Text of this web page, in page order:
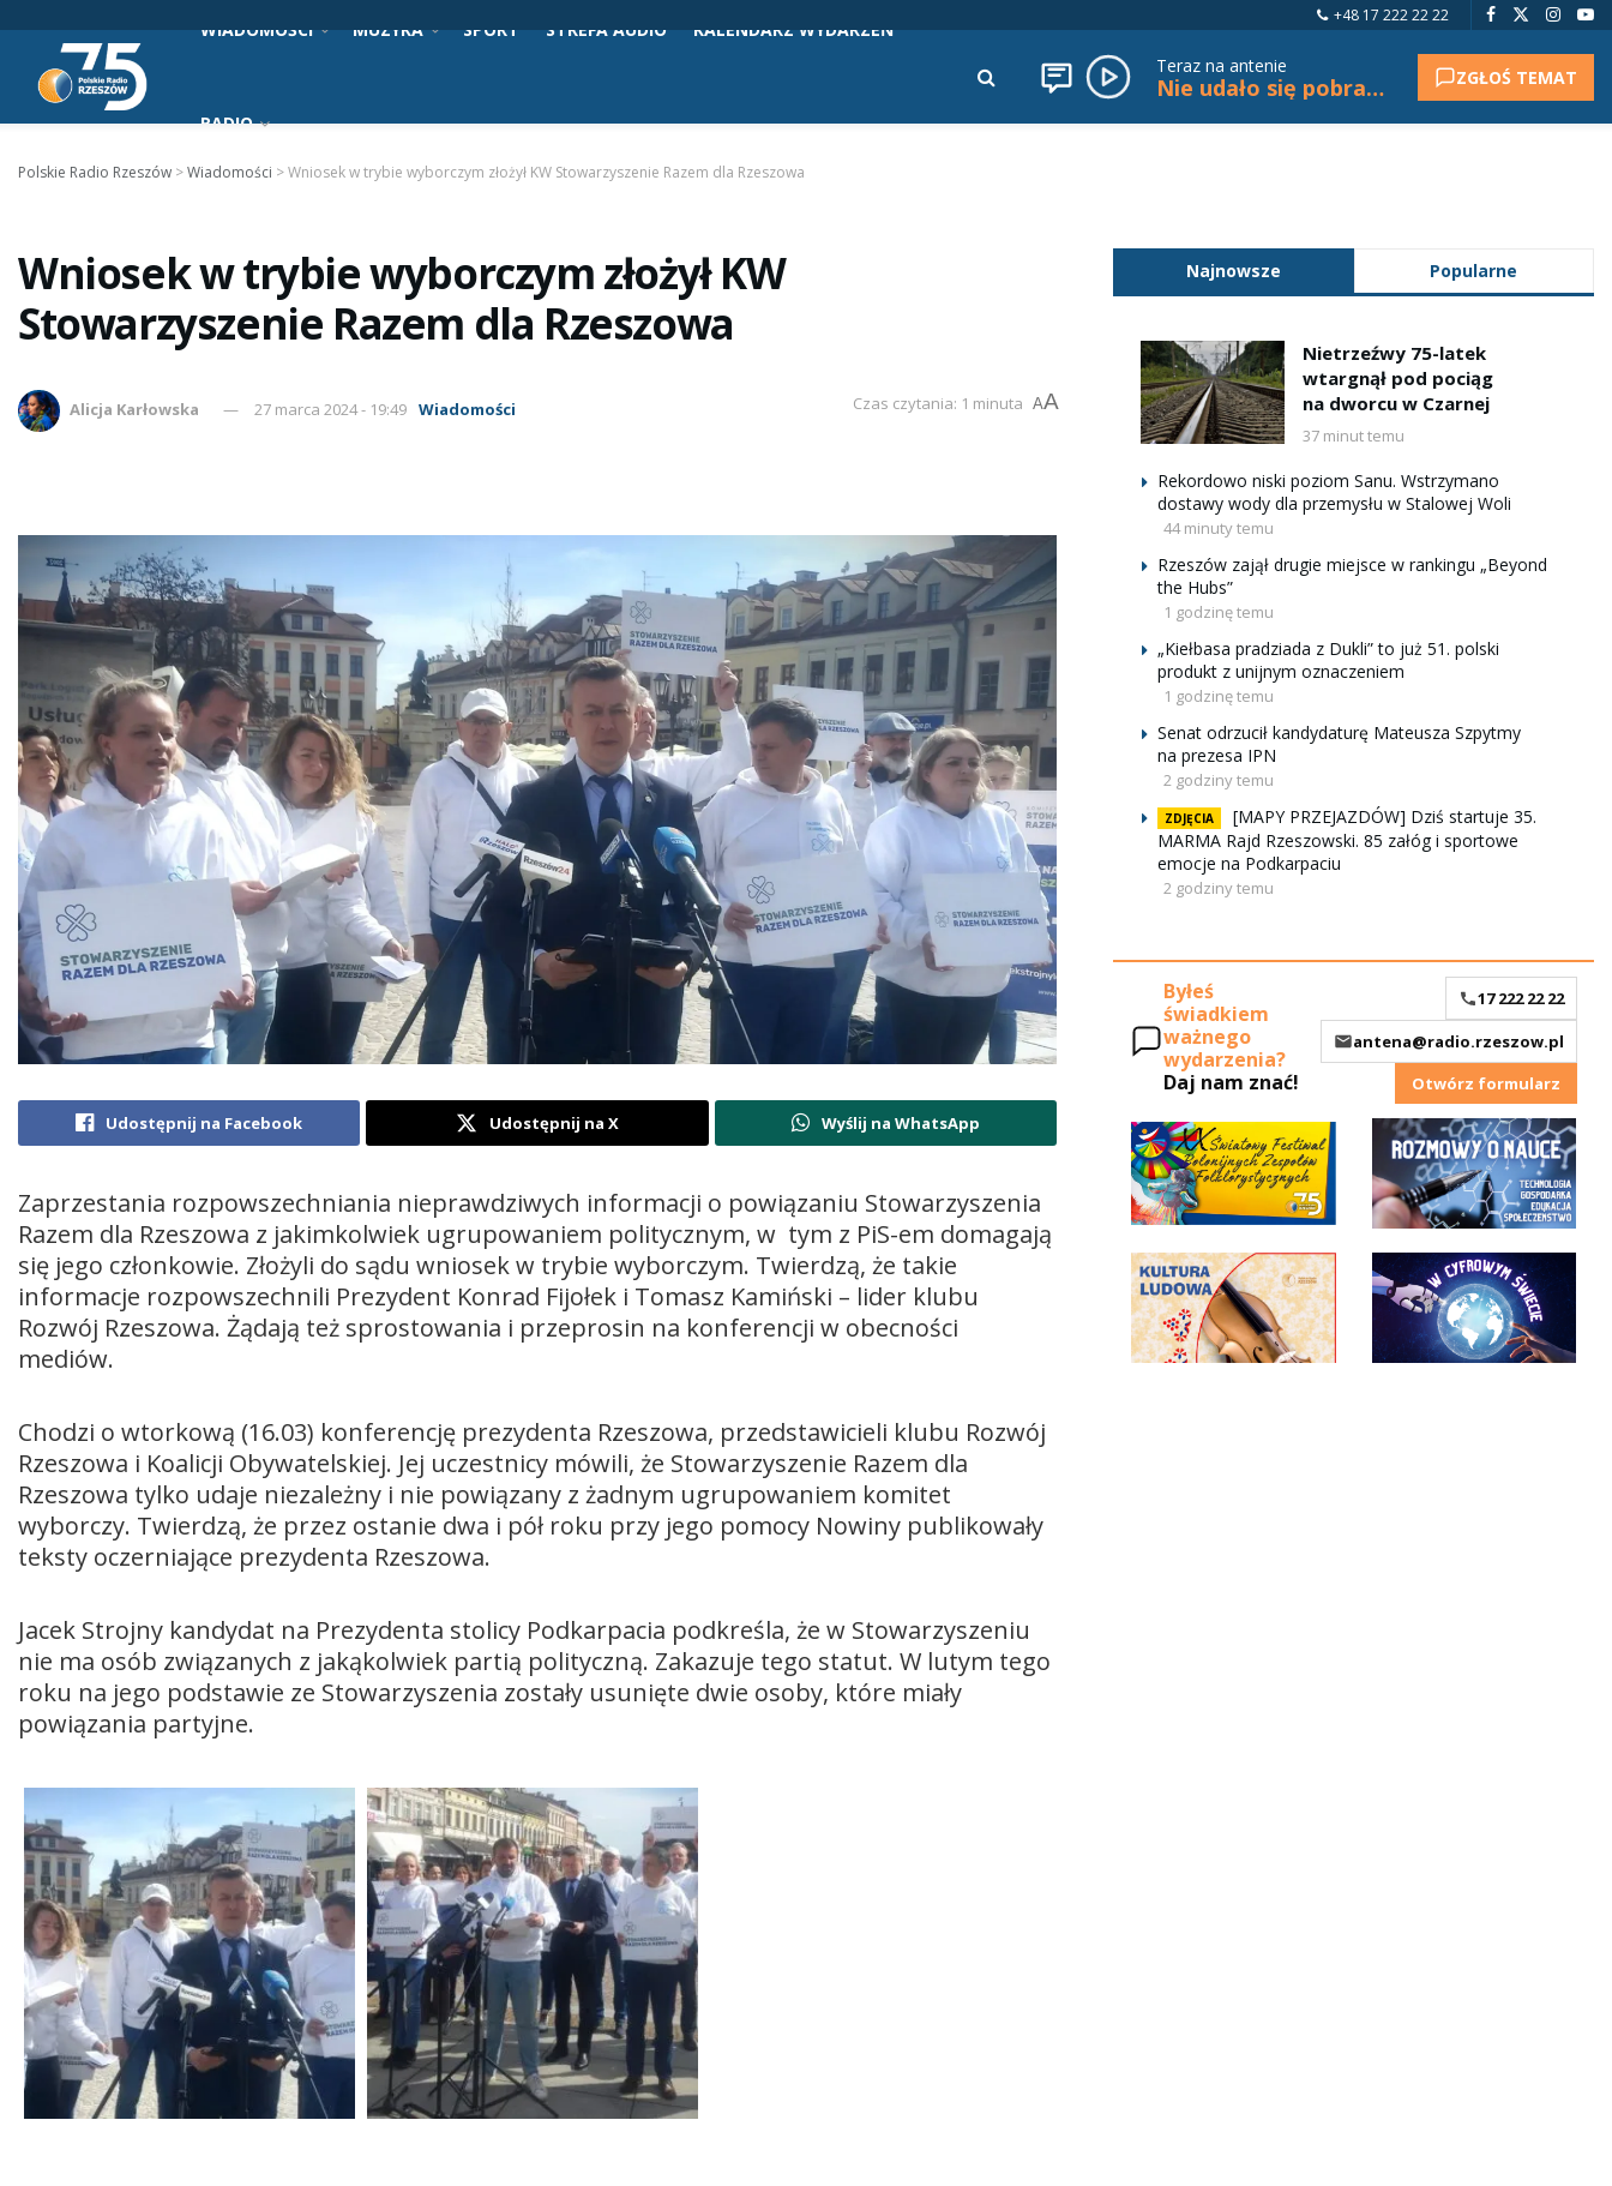
+48 17 222 22 22
WIADOMOŚCI MUZYKA SPORT STREFA AUDIO KALENDARZ WYDARZEŃ
RADIO
Teraz na antenie
Nie udało się pobrać tytułu. ZGŁOŚ TEMAT
Polskie Radio Rzeszów >Wiadomości >Wniosek w trybie wyborczym złożył KW Stowarzyszenie Razem dla Rzeszowa
Wniosek w trybie wyborczym złożył KW
Stowarzyszenie Razem dla Rzeszowa
Alicja Karłowska 27 marca 2024 - 19:49 Wiadomości Czas czytania: 1 minuta AA
Udostępnij na Facebook Udostępnij na X Wyślij na WhatsApp
Zaprzestania rozpowszechniania nieprawdziwych informacji o powiązaniu Stowarzyszenia
Razem dla Rzeszowa z jakimkolwiek ugrupowaniem politycznym, w tym z PiS-em domagają
się jego członkowie. Złożyli do sądu wniosek w trybie wyborczym. Twierdzą, że takie
informacje rozpowszechnili Prezydent Konrad Fijołek i Tomasz Kamiński – lider klubu
Rozwój Rzeszowa. Żądają też sprostowania i przeprosin na konferencji w obecności
mediów.
Chodzi o wtorkową (16.03) konferencję prezydenta Rzeszowa, przedstawicieli klubu Rozwój
Rzeszowa i Koalicji Obywatelskiej. Jej uczestnicy mówili, że Stowarzyszenie Razem dla
Rzeszowa tylko udaje niezależny i nie powiązany z żadnym ugrupowaniem komitet
wyborczy. Twierdzą, że przez ostanie dwa i pół roku przy jego pomocy Nowiny publikowały
teksty oczerniające prezydenta Rzeszowa.
Jacek Strojny kandydat na Prezydenta stolicy Podkarpacia podkreśla, że w Stowarzyszeniu
nie ma osób związanych z jakąkolwiek partią polityczną. Zakazuje tego statut. W lutym tego
roku na jego podstawie ze Stowarzyszenia zostały usunięte dwie osoby, które miały
powiązania partyjne.
Najnowsze Popularne
Nietrzeźwy 75-latek
wtargnął pod pociąg
na dworcu w Czarnej
37 minut temu
Rekordowo niski poziom Sanu. Wstrzymano
dostawy wody dla przemysłu w Stalowej Woli
44 minuty temu
Rzeszów zajął drugie miejsce w rankingu „Beyond
the Hubs”
1 godzinę temu
„Kiełbasa pradziada z Dukli” to już 51. polski
produkt z unijnym oznaczeniem
1 godzinę temu
Senat odrzucił kandydaturę Mateusza Szpytmy
na prezesa IPN
2 godziny temu
ZDJĘCIA
[MAPY PRZEJAZDÓW] Dziś startuje 35.
MARMA Rajd Rzeszowski. 85 załóg i sportowe
emocje na Podkarpaciu
2 godziny temu
Byłeś
świadkiem
ważnego
wydarzenia?
Daj nam znać!
17 222 22 22
antena@radio.rzeszow.pl
Otwórz formularz